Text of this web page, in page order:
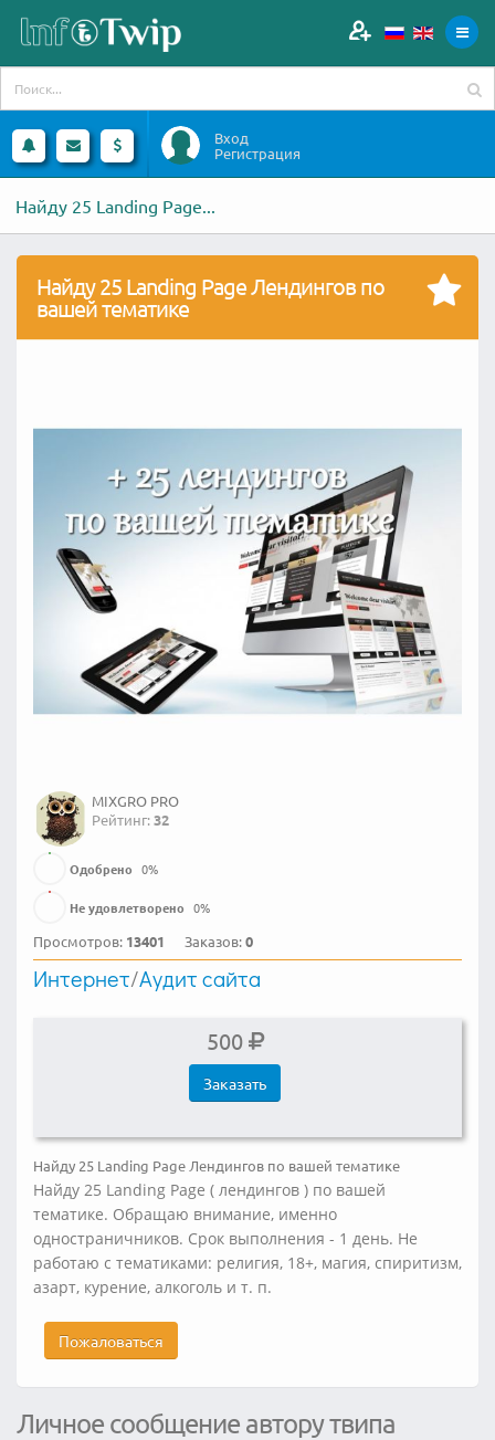
Вход
Регистрация
Найду 25 Landing Page...
Найду 25 Landing Page Лендингов по
вашей тематике
MIXGRO PRO
Рейтинг:32
Одобрено 0%
Не удовлетворено 0%
Просмотров: 13401 Заказов:0
Интернет/Аудит сайта
500
Заказать
Найду 25 Landing Page Лендингов по вашей тематике
Найду 25 Landing Page ( лендингов ) по вашей
тематике. Обращаю внимание, именно
одностраничников. Срок выполнения - 1 день. Не
работаю с тематиками: религия, 18+, магия, спиритизм,
азарт, курение, алкоголь и т. п.
Пожаловаться
Личное сообщение автору твипа